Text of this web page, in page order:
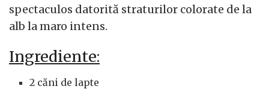
spectaculos datorită straturilor colorate de la
alb la maro intens.
Ingrediente:
2 căni de lapte